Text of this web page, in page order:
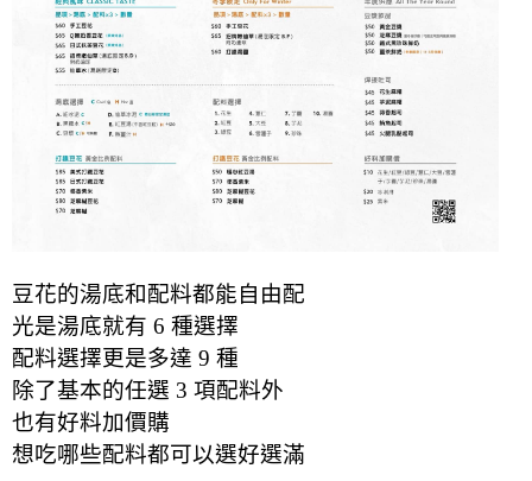
豆花的湯底和配料都能自由配
光是湯底就有 6 種選擇
配料選擇更是多達 9 種
除了基本的任選 3 項配料外
也有好料加價購
想吃哪些配料都可以選好選滿